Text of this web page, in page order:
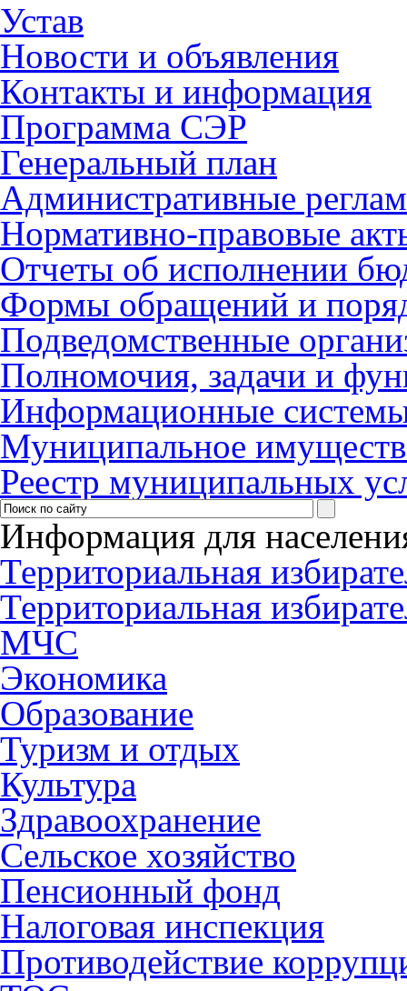
Устав
Новости и объявления
Контакты и информация
Программа СЭР
Генеральный план
Административные
Нормативно-правовые
Отчеты об исполнении
Формы обращений и
Подведомственные
Полномочия, задачи и
Информационные
Муниципальное
Реестр муниципальных
Информация для
Территориальная
Территориальная
МЧС
Экономика
Образование
Туризм и отдых
Культура
Здравоохранение
Сельское хозяйство
Пенсионный фонд
Налоговая инспекция
Противодействие